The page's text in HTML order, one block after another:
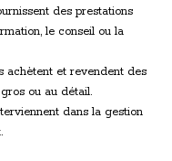
des prestations
le conseil ou la
achètent et revendent des
ou au détail.
dans la gestion